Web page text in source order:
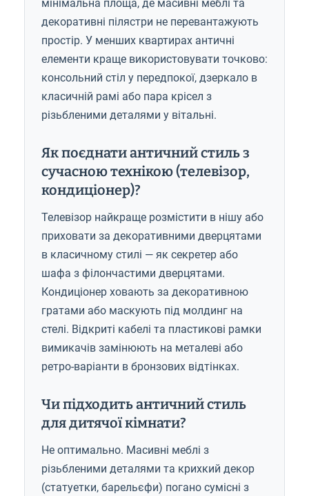
мінімальна площа, де масивні меблі та
декоративні пілястри не перевантажують
простір. У менших квартирах античні
елементи краще використовувати точково:
консольний стіл у передпокої, дзеркало в
класичній рамі або пара крісел з
різьбленими деталями у вітальні.
Як поєднати античний стиль з
сучасною технікою (телевізор,
кондиціонер)?
Телевізор найкраще розмістити в нішу або
приховати за декоративними дверцятами
в класичному стилі — як секретер або
шафа з філончастими дверцятами.
Кондиціонер ховають за декоративною
гратами або маскують під молдинг на
стелі. Відкриті кабелі та пластикові рамки
вимикачів замінюють на металеві або
ретро-варіанти в бронзових відтінках.
Чи підходить античний стиль
для дитячої кімнати?
Не оптимально. Масивні меблі з
різьбленими деталями та крихкий декор
(статуетки, барельєфи) погано сумісні з